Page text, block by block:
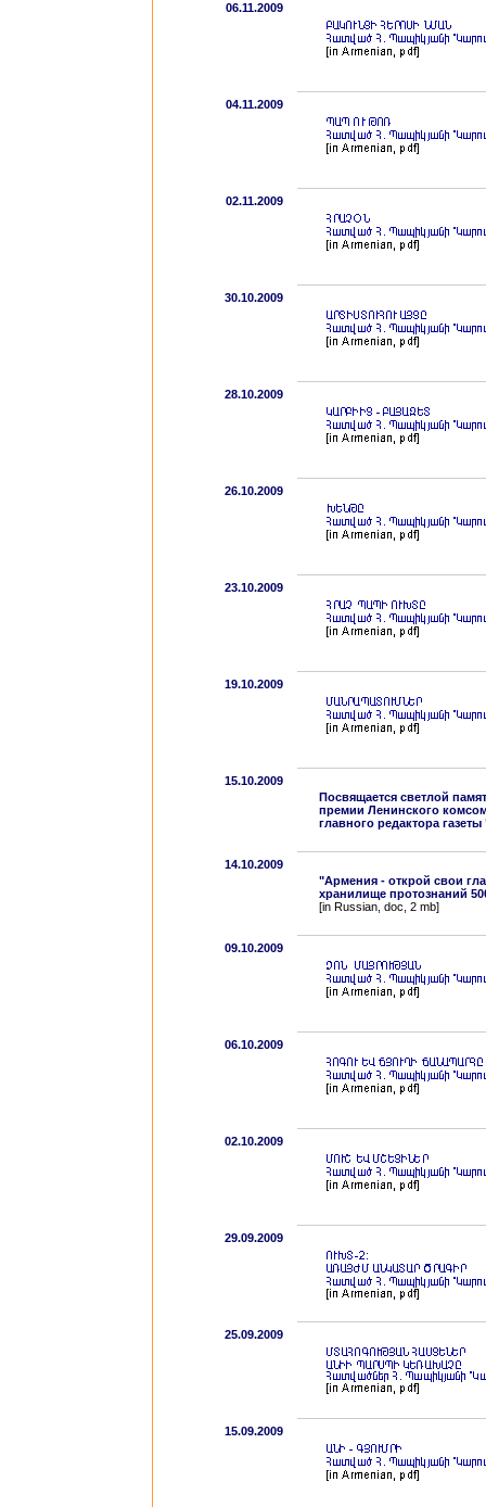
06.11.2009
04.11.2009
02.11.2009
30.10.2009
28.10.2009
26.10.2009
23.10.2009
19.10.2009
15.10.2009
Посвящается светлой
премии Ленинского
главного редактора
14.10.2009
"Армения - открой свои
хранилище протознаний
[in Russian, doc, 2 mb]
09.10.2009
06.10.2009
02.10.2009
29.09.2009
25.09.2009
15.09.2009